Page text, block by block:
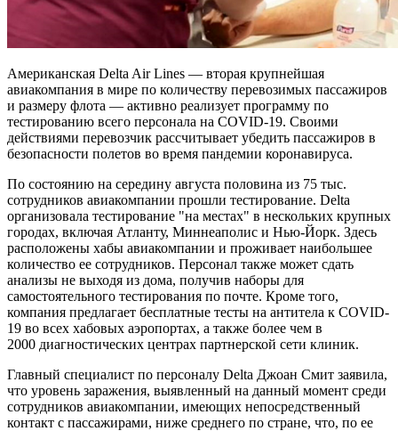
Американская Delta Air Lines — вторая крупнейшая
авиакомпания в мире по количеству перевозимых пассажиров
и размеру флота — активно реализует программу по
тестированию всего персонала на COVID-19. Своими
действиями перевозчик рассчитывает убедить пассажиров в
безопасности полетов во время пандемии коронавируса.
По состоянию на середину августа половина из 75 тыс.
сотрудников авиакомпании прошли тестирование. Delta
организовала тестирование "на местах" в нескольких крупных
городах, включая Атланту, Миннеаполис и Нью-Йорк. Здесь
расположены хабы авиакомпании и проживает наибольшее
количество ее сотрудников. Персонал также может сдать
анализы не выходя из дома, получив наборы для
самостоятельного тестирования по почте. Кроме того,
компания предлагает бесплатные тесты на антитела к COVID-
19 во всех хабовых аэропортах, а также более чем в
2000 диагностических центрах партнерской сети клиник.
Главный специалист по персоналу Delta Джоан Смит заявила,
что уровень заражения, выявленный на данный момент среди
сотрудников авиакомпании, имеющих непосредственный
контакт с пассажирами, ниже среднего по стране, что, по ее